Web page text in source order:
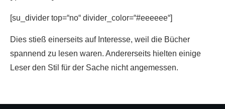
[su_divider top=“no“ divider_color=“#eeeeee“]
Dies stieß einerseits auf Interesse, weil die Bücher
spannend zu lesen waren. Andererseits hielten einige
Leser den Stil für der Sache nicht angemessen.